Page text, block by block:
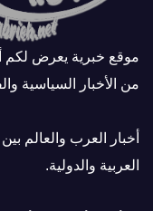
موقع خبرية يعرض لكم
من الأخبار السياسية
أخبار العرب والعالم
العربية والدولية.